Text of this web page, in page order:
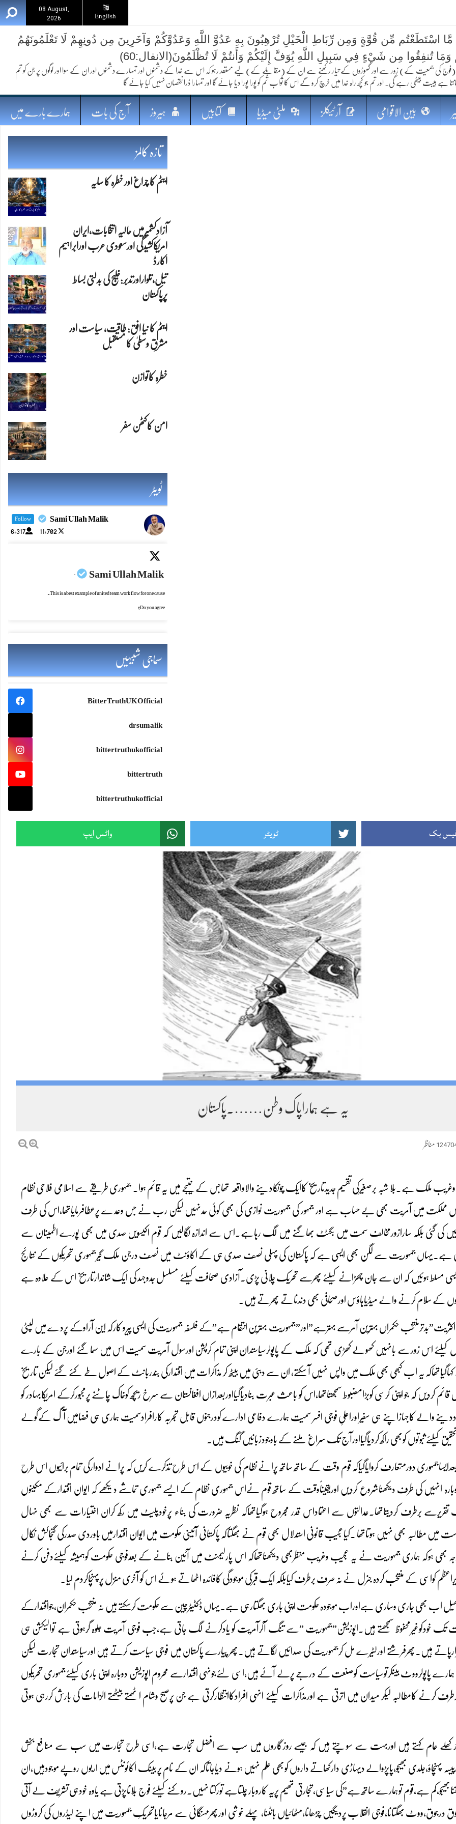
08 August,
2026
English
مستقبل
مَّا اسْتَطَعْتُم مِّن قُوَّةٍ وَمِن رِّبَاطِ الْخَيْلِ تُرْهِبُونَ بِهِ عَدُوَّ اللَّهِ وَعَدُوَّكُمْ وَآخَرِينَ مِن دُونِهِمْ لَا تَعْلَمُونَهُمُ
وَمَا تُنفِقُوا مِن شَيْءٍ فِي سَبِيلِ اللَّهِ يُوَفَّ إِلَيْكُمْ وَأَنتُمْ لَا تُظْلَمُونَ(الانفال:60)
کی جمعیت کے) زور سے اور گھوڑوں کے تیار رکھنے سے ان کے (مقابلے کے) لیے مستعد رہو کہ اس سے خدا کے دشمنوں اور تمہارے دشمنوں اور ان کے سوا اور لوگوں پر جن کو تم
ہے ہیبت بیٹھی رہے گی۔ اور تم جو کچھ راہ خدا میں خرچ کرو گے اس کا ثواب تم کو پورا پورا دیا جائے گا اور تمہارا ذرا نقصان نہیں کیا جائے گا
بین الاقوامی آرٹیکلز ملٹی میڈیا کتابیں ہیروز آج کی بات ہمارے بارے میں
تازہ کالمز
امن کاکٹھن سفر
ایٹم کا چراغ اور خطرہ کا سایہ
آزادکشمیرمیں حالیہ انتخابات،ایران
امریکاکشیدگی اورسعودی عرب اورابراہیم
اکارڈ
تیل،تلواراورتدبر:خلیج کی بدلتی بساط
پرپاکستان
ایٹم کا نیا افق: طاقت، سیاست اور
مشرقِ وسطیٰ کا مستقبل
خطرہ کاتوازن
ٹویٹر
Sami Ullah Malik
Follow
11,702
6,317
Sami Ullah Malik
·
This is a best example of united team work flow for one cause.
Do you agree?
Sami Ullah Malik
سمندرجتناوسیع ہو،جہازکواتنی ہی مضبوط سمت درکارہوتی ہے۔اور تہذیب جتنی بلند ہو،اسے اتنی ہی گہری
#wisdom #knowledge
سماجی شبیہیں
BitterTruthUKOfficial
drsumalik
bittertruthukofficial
bittertruth
bittertruthukofficial
بک ٹویٹر واٹس ایپ
یہ ہے ہماراپاک وطن…….پاکستان
مناظر
وغریب ملک ہے۔بلا شبہ برصغیرکی تقسیم جدیدتاریخ کاایک چونکادینے والاواقعہ تھاجس کے نتیجے میں یہ قائم ہوا۔ جمہوری طریقے سے اسلامی فلاحی نظام
اس مملکت میں آمریت بھی بے حساب ہے اور جمہور کی جمہوریت نوازی کی بھی کوئی حدنہیں لیکن رب نے جس وعدے پرعطافرمایاتھا،اس کی طرف
کی گئی بلکہ سارازورمخالف سمت میں بگٹٹ بھاگنے میں لگ رہاہے۔اس سے اندازہ لگالیں کہ قوم اکیسویں صدی میں بھی پورے اطمینان سے
ہے۔یہاں جمہوریت سے لگن بھی ایسی ہے کہ پاکستان کی پہلی نصف صدی ہی کے اکاؤنٹ میں نصف درجن ملک گیرجمہوری تحریکوں کے نتائج
مسلط ہوئیں کہ ان سے جان چھڑانے کیلئے پھرسے تحریک چلانی پڑی۔آزادی صحافت کیلئے مسلسل جدوجہد کی ایک شاندارتاریخ اس کے علاوہ ہے
کے سلام کرنے والے میڈیاہاؤس اورصحافی بھی دندناتے پھرتے ہیں۔
اکثریت”بدترمنتخب حکمراں بہترین آمرسے بہترہے”اور”جمہوریت بہترین انتقام ہے”کے فلسفہ جمہوریت کی ایسی پیرو کارکہ این آراوکے پردے میں لپٹی
کیلئے اس زورسے بانہیں کھولے کھڑی تھی کہ ملک کے پاپولرسیاستدان اپنی تمام کرپشن اورسول آمریت سمیت اس میں سماگئے اورجن کے بارے
یہ اب کبھی بھی ملک میں واپس نہیں آ سکتے، ان سے دبئی میں بیٹھ کر مذاکرات میں اقتدارکی بندربانٹ کے اصول طے کئے گئے لیکن تاریخ
کردیں کہ جو اپنی کرسی کوبڑامضبوط سمجھتاتھا،اس کو باعث عبرت بنادیاگیااوربعدازاں افغانستان سے سرخ ریچھ کوخاک چاٹنے پرمجبورکرکے امریکابہادر کو
مدددینے والے کاجہازاپنے ہی سفیراوراعلیِ فوجی افسر سمیت ہمارے دفاعی ادارے کودرجنوں قابل تجربہ کارافرادسمیت ہماری ہی فضامیں آگ کےگولے
تحقیق کیلئے ثبوتوں کوبھی راکھ کردیاگیااورآج تک سراغ ملنے کے باوجودزبانیں گنگ ہیں۔
دورمتعارف کروایاگیاکہ قوم وقت کے ساتھ ساتھ پرانے نظام کی خوبیوں کے اس طرح تذکرے کریں کہ پرانے ادوارکی تمام برائیوں اس طرح
انہیں کی طرف دیکھناشروع کردیں اوریقیناًوقت کے ساتھ قوم نےاس جمہوری نظام کے ایسے جمہوری تماشے دیکھے کہ ایوان اقتدارکے مکینوں
برطرف کردیتاتھا۔عدالتوں سے اعتماداس قدر مجروح ہوگیاتھاکہ نظریہ ضرورت کی بناء پرخودپلیٹ میں رکھ کران اختیارات سے بھی نہال
میں مطالبہ بھی نہیں ہوتاتھا ۔کیاعجیب قانونی استدلال بھی قوم نے بھگتاکہ پاکستانی آئینی حکومت میں ایوان اقتدارمیں باوردی صدرکی گنجائش نکال
بھی ہوکہ ہماری جمہوریت نے یہ عجیب وغریب منظربھی دیکھناتھاکہ اس پارلیمنٹ میں آئین بنانے کے بعدفوجی حکومت کوہمیشہ کیلئےدفن کرنے
کواسی کے منتخب کردہ جنرل نے نہ صرف برطرف کیابلکہ ایک قبرکی موجودگی کافائدہ اٹھاتے ہوئے اس کو آخری منزل پرپہنچاکردم لیا۔
اب بھی جاری وساری ہےاوراب موجودہ حکومت اپنی باری بھگتارہی ہے۔یہاں ڈکٹیٹرچین سے حکومت کرسکتے ہیں نہ منتخب حکمران،جواقتدارکے
تک خودکوغیرمحفوظ سمجھتے ہیں۔اپوزیشن”جمہوریت ”سے تنگ آکرآمریت کو یادکرنے لگ جاتی ہے،جب فوجی آمریت جلوہ گرہوتی ہے توالیکشن ہی
ہیں۔پھرفرشتے اورلٹیرے مل کرجمہوریت کی صدائیں لگاتے ہیں۔پھر پیارے پاکستان میں فوجی سیاست کرتے ہیں اورسیاستدان تجارت لیکن
پاپولرووٹ بینکرتوسیاست کوصنعت کے درجے پرلے آئے ہیں،اسی لئےجونہی اقتدارسے محروم اپوزیشن دوبارہ اپنی باری کیلئےجمہوری تحریکوں
کرنے کامطالبہ لیکر میدان میں اترتی ہے اورمذاکرات کیلئے انہی افرادکاانتظارکرتی ہے جن پرصبح وشام اٹھتے بیٹھتے الزامات کی بارش کررہی ہوتی
عام کہتے ہیں اوربہت سے سوچتے ہیں کہ جیسے روزگاروں میں سب سے افضل تجارت ہے،اسی طرح تجارت میں سب سے منافع بخش
پہنچاؤ،جلدی بھیجو،پاپڑوالے دیہاڑی دارکھاتے داروں کوبھی علم نہیں ہونے دیاجاتاکہ ان کے نام پر بینک اکائونٹس میں اربوں روپے موجودہیں،ان
ہے،قوم توہمارے ساتھ ہے”کی سیاسی،تجارتی تھیم پریہ کاروبار چلتاہے تورکتا نہیں۔روکنے کیلئے فوج بلاناپڑتی ہے یاوہ خودہی تشریف لے آتی
بھگتانا،فوجی انقلاب پردیگیں چڑھانا،مٹھائیاں بانٹنا، پہلے خوشی اورپھرمہنگائی سے مرجانایاتحریکِ جمہوریت میں اپنے لیڈروں کی کروڑوں